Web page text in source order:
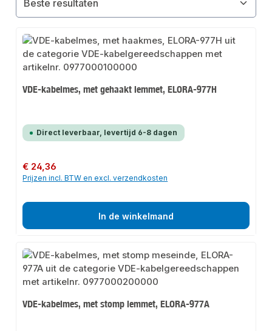
VDE-kabelmes, met gehaakt lemmet, ELORA-977H
Direct leverbaar, levertijd 6-8 dagen
Normale prijs:
€ 24,36
Prijzen incl. BTW en excl. verzendkosten
In de winkelmand
VDE-kabelmes, met stomp lemmet, ELORA-977A